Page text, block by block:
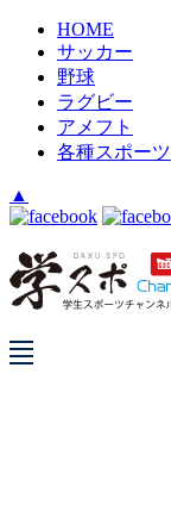
HOME
サッカー
野球
ラグビー
アメフト
各種スポーツ
▲